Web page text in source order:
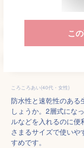
こ
ころころあい(40代・女性)
防水性と速乾性のある
しょうか。2層式にな
ルなどを入れるのに
さまるサイズで使い
すめです。